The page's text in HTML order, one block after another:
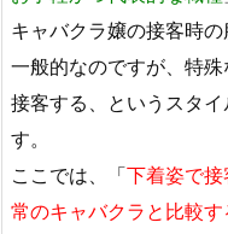
キャバクラ嬢の接客時
一般的なのですが、特
接客する、というスタ
す。
ここでは、「下着姿で
常のキャバクラと比較